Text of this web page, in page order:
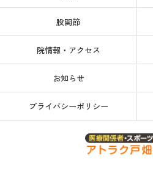
股関節
院情報・アクセス
お知らせ
プライバシーポリシー